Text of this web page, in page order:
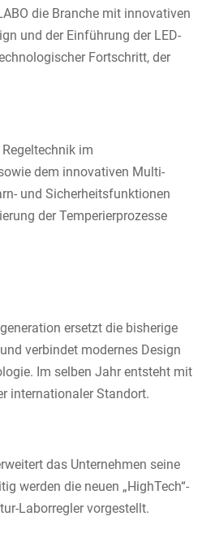
die Branche mit innovativen
und der Einführung der LED-
Fortschritt, der
im
dem innovativen Multi-
und Sicherheitsfunktionen
der Temperierprozesse
ersetzt die bisherige
verbindet modernes Design
Im selben Jahr entsteht mit
internationaler Standort.
das Unternehmen seine
werden die neuen „HighTech“-
Laborregler vorgestellt.